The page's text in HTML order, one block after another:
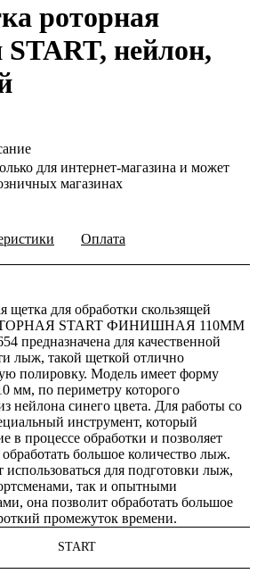
роторная
нейлон,
для интернет-магазина и может
магазинах
Оплата
щетка для обработки скользящей
START ФИНИШНАЯ 110ММ
предназначена для качественной
лыж, такой щеткой отлично
полировку. Модель имеет форму
мм, по периметру которого
нейлона синего цвета. Для работы со
инструмент, который
в процессе обработки и позволяет
большое количество лыж.
для подготовки лыж,
так и опытными
она позволит обработать большое
промежуток времени.
START